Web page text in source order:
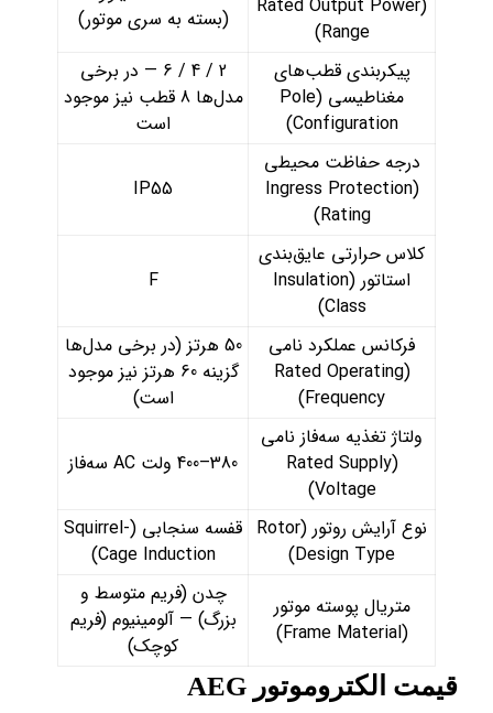
(Rated Output Power
Range)
(بسته به سری موتور)
پیکربندی قطب‌های
مغناطیسی (Pole
Configuration)
2 / 4 / 6 — در برخی
مدل‌ها 8 قطب نیز موجود
است
درجه حفاظت محیطی
(Ingress Protection
Rating)
IP55
کلاس حرارتی عایق‌بندی
استاتور (Insulation
Class)
F
فرکانس عملکرد نامی
(Rated Operating
Frequency)
50 هرتز (در برخی مدل‌ها
گزینه 60 هرتز نیز موجود
است)
ولتاژ تغذیه سه‌فاز نامی
(Rated Supply
Voltage)
380–400 ولت AC سه‌فاز
نوع آرایش روتور (Rotor
Design Type)
قفسه سنجابی (Squirrel-
Cage Induction)
متریال پوسته موتور
(Frame Material)
چدن (فریم متوسط و
بزرگ) — آلومینیوم (فریم
کوچک)
قیمت الکتروموتور AEG